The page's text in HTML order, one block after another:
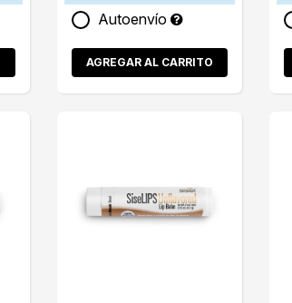
Autoenvío
AGREGAR AL CARRITO